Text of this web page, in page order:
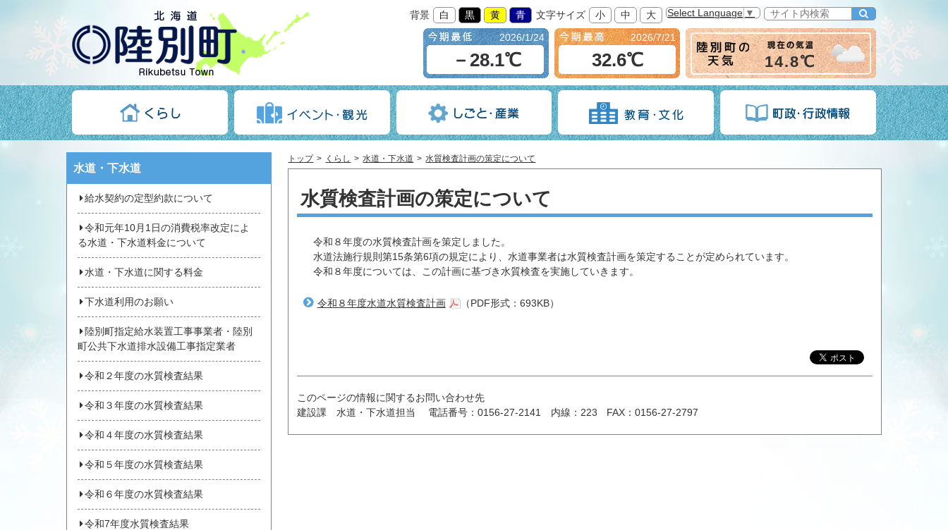
背景 白 黒 黄 青 文字サイズ 小 中 大 Select Language ▼
2026/1/24
－28.1℃
2026/7/21
32.6℃ 14.8℃
トップ くらし 水道・下水道 水質検査計画の策定について
水質検査計画の策定について
令和８年度の水質検査計画を策定しました。
水道法施行規則第15条第6項の規定により、水道事業者は水質検査計画を策定することが定められています。
令和８年度については、この計画に基づき水質検査を実施していきます。
令和８年度水道水質検査計画 （PDF形式：693KB）
このページの情報に関するお問い合わせ先
建設課 水道・下水道担当
電話番号：0156-27-2141 内線：223 FAX：0156-27-2797
水道・下水道
給水契約の定型約款について
令和元年10月1日の消費税率改定によ
る水道・下水道料金について
水道・下水道に関する料金
下水道利用のお願い
陸別町指定給水装置工事事業者・陸別
町公共下水道排水設備工事指定業者
令和２年度の水質検査結果
令和３年度の水質検査結果
令和４年度の水質検査結果
令和５年度の水質検査結果
令和６年度の水質検査結果
令和7年度水質検査結果